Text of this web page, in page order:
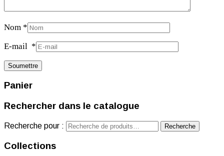
Nom *
E-mail *
Panier
Rechercher dans le catalogue
Recherche pour : Recherche
Collections